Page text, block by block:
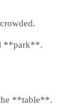
**park**.
**table**.